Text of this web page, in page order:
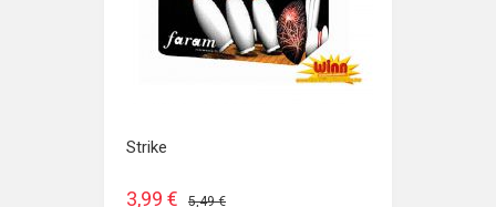
Strike
3,99 € 5,49 €